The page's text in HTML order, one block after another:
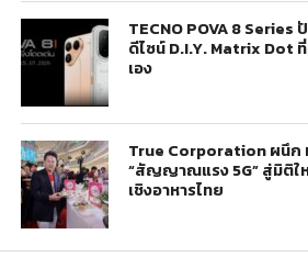
TECNO POVA 8 Series
ดีไซน์ D.I.Y. Matrix Dot
เอง
True Corporation ผนึก
“สัญญาณแรง 5G” สู่มิติใ
เชิงอาหารไทย